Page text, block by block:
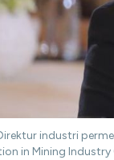
industri
in Mining